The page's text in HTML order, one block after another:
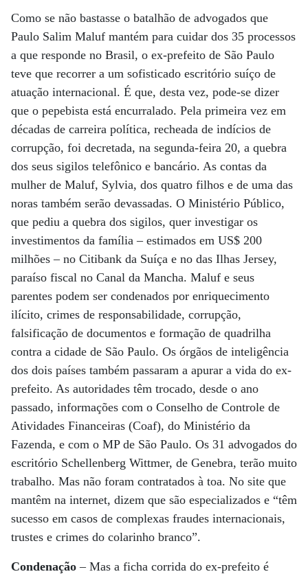
Como se não bastasse o batalhão de advogados que
Paulo Salim Maluf mantém para cuidar dos 35 processos
a que responde no Brasil, o ex-prefeito de São Paulo
teve que recorrer a um sofisticado escritório suíço de
atuação internacional. É que, desta vez, pode-se dizer
que o pepebista está encurralado. Pela primeira vez em
décadas de carreira política, recheada de indícios de
corrupção, foi decretada, na segunda-feira 20, a quebra
dos seus sigilos telefônico e bancário. As contas da
mulher de Maluf, Sylvia, dos quatro filhos e de uma das
noras também serão devassadas. O Ministério Público,
que pediu a quebra dos sigilos, quer investigar os
investimentos da família – estimados em US$ 200
milhões – no Citibank da Suíça e no das Ilhas Jersey,
paraíso fiscal no Canal da Mancha. Maluf e seus
parentes podem ser condenados por enriquecimento
ilícito, crimes de responsabilidade, corrupção,
falsificação de documentos e formação de quadrilha
contra a cidade de São Paulo. Os órgãos de inteligência
dos dois países também passaram a apurar a vida do ex-
prefeito. As autoridades têm trocado, desde o ano
passado, informações com o Conselho de Controle de
Atividades Financeiras (Coaf), do Ministério da
Fazenda, e com o MP de São Paulo. Os 31 advogados do
escritório Schellenberg Wittmer, de Genebra, terão muito
trabalho. Mas não foram contratados à toa. No site que
mantêm na internet, dizem que são especializados e “têm
sucesso em casos de complexas fraudes internacionais,
trustes e crimes do colarinho branco”.
Condenação – Mas a ficha corrida do ex-prefeito é